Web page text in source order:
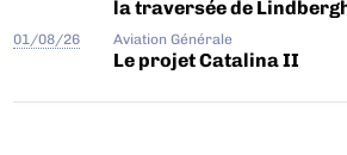
la traversée de
01/08/26 Aviation Générale
Le projet Catalina II